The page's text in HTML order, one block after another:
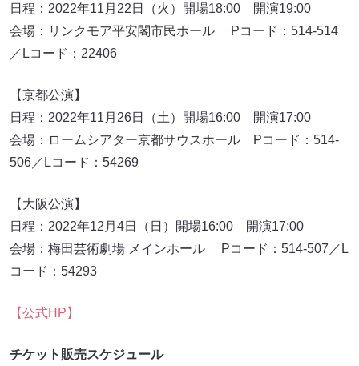
日程：2022年11月22日（火）開場18:00 開演19:00
会場：リンクモア平安閣市民ホール Pコード：514-514
／Lコード：22406
【京都公演】
日程：2022年11月26日（土）開場16:00 開演17:00
会場：ロームシアター京都サウスホール Pコード：514-
506／Lコード：54269
【大阪公演】
日程：2022年12月4日（日）開場16:00 開演17:00
会場：梅田芸術劇場 メインホール Pコード：514-507／L
コード：54293
【公式HP】
チケット販売スケジュール